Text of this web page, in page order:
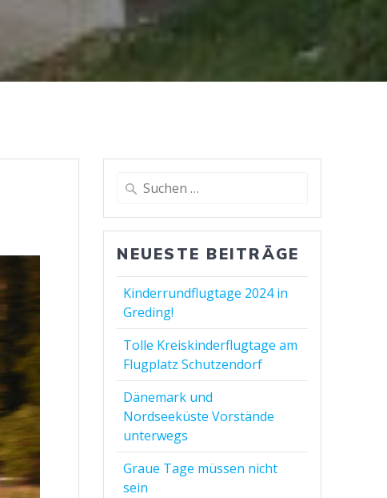
NEUESTE BEITRÄGE
Kinderrundflugtage 2024 in
Greding!
Tolle Kreiskinderflugtage am
Flugplatz Schutzendorf
Dänemark und
Nordseeküste Vorstände
unterwegs
Graue Tage müssen nicht
sein